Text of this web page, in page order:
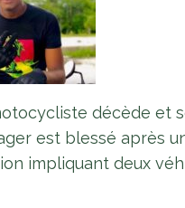
décède et
est blessé après
impliquant deux